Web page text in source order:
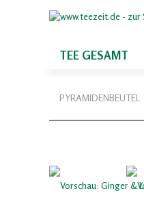
TEE GESAMT
PYRAMIDENBEUTEL